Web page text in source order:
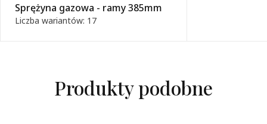
Sprężyna gazowa - ramy 385mm
Liczba wariantów: 17
Produkty podobne